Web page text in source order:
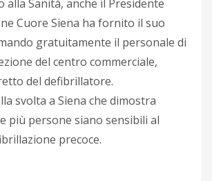
alla Sanità, anche il Presidente
Cuore Siena ha fornito il suo
gratuitamente il personale di
del centro commerciale,
del defibrillatore.
svolta a Siena che dimostra
più persone siano sensibili al
precoce.